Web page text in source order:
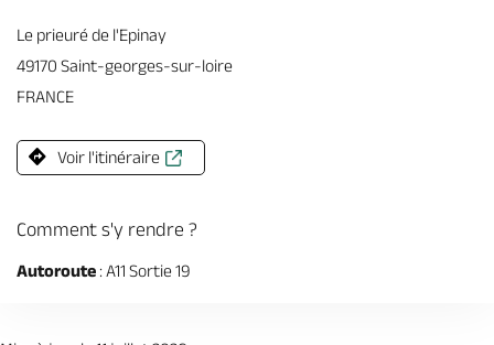
Le prieuré de l'Epinay
49170 Saint-georges-sur-loire
FRANCE
Voir l'itinéraire
Comment s'y rendre ?
Autoroute : A11 Sortie 19